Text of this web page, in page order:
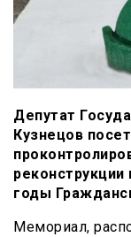
Депутат
Кузнецов
годы
Мемориал,